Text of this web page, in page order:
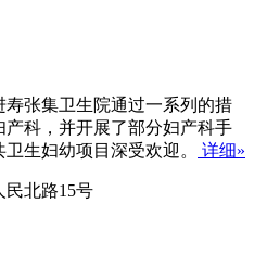
张集卫生院通过一系列的措
科，并开展了部分妇产科手
生妇幼项目深受欢迎。
详细»
民北路15号